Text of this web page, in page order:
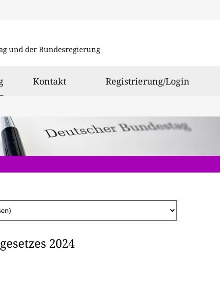
und der Bundesregierung
ausgewählt
Kontakt Registrierung/Login
2024